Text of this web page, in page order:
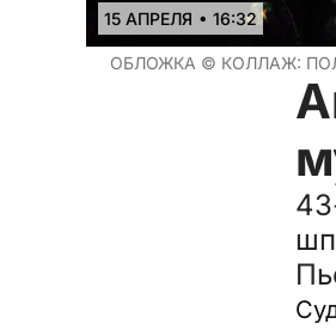
15 АПРЕЛЯ • 16:32
ОБЛОЖКА © КОЛЛАЖ: